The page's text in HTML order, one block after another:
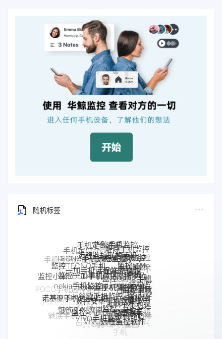
随机标签
解除手机监控
监听
手机被监控
如何解除
手机是不
是被监控
了
手机被别人
监控了怎么
解除
如何解除
手机被监
控
手机反
监控
苹果手机怎么监控另
一台手机
监控iPhone微信聊天
iPhone监控软件
iPhone苹果手机监控
小米POCO远程控制
POCO手机远程监控
监控小米POCO手机
监控TECNO手机
TECNO手机远程监控
远程监控联想手机
联想手机监控
监控moto
手机
摩托罗拉
moto远程监
控
监控真我
手机软件
真我手机远程
监控别人手机
realme手机
监控
怎么远程监控中兴
手机
中兴myos手机监控
魅族手机怎么远程监控另一台手
机
魅族手机监控
诺基亚手机远程监控
nokia手机监控
监控一加手机微信
一加手机远程监控软件
一加手机监控
监控OPPO手机
软件
OPPO手机
定位
OPPO手机远
程监控
手机窃听
VIVO远程监控软件
VIVO手机监控
google Pixel监控
google谷歌手机监控
Pixel监控APP
Pixel手机监控软件
google手机监
控
Android软件
监控Android微信聊天
监控安卓手机软件